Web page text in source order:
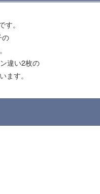
。
の
違い2枚の
ます。